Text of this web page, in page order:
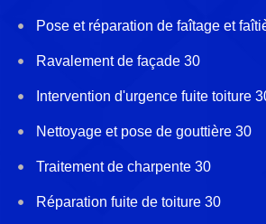
Pose et réparation de faîtage et
Ravalement de façade 30
Intervention d'urgence fuite toiture
Nettoyage et pose de gouttière 30
Traitement de charpente 30
Réparation fuite de toiture 30